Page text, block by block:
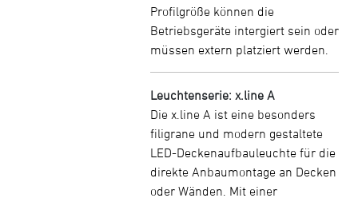
Profilgröße können die
Betriebsgeräte intergiert sein oder
müssen extern platziert werden.
Leuchtenserie: x.line A
Die x.line A ist eine besonders
filigrane und modern gestaltete
LED-Deckenaufbauleuchte für die
direkte Anbaumontage an Decken
oder Wänden. Mit einer